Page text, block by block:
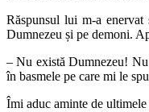
Răspunsul lui m-a
Dumnezeu și pe demoni.
– Nu există Dumnezeu!
în basmele pe care mi le
Îmi aduc aminte de